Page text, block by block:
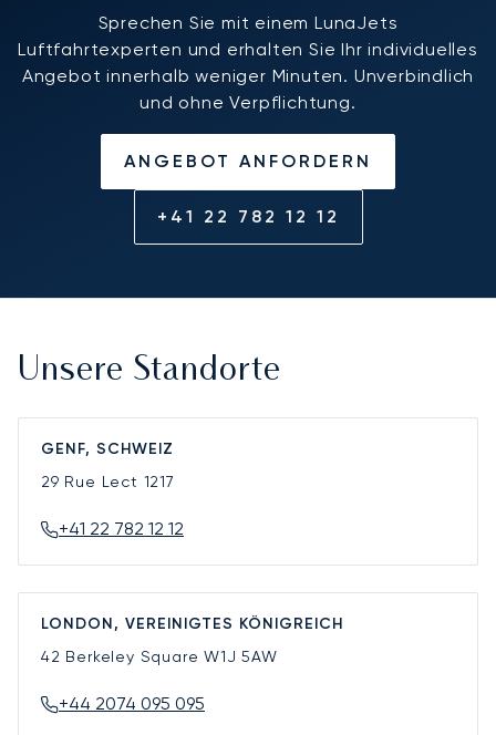
Sprechen Sie mit einem LunaJets
Luftfahrtexperten und erhalten Sie Ihr individuelles
Angebot innerhalb weniger Minuten. Unverbindlich
und ohne Verpflichtung.
ANGEBOT ANFORDERN
+41 22 782 12 12
Unsere Standorte
GENF, SCHWEIZ
29 Rue Lect 1217
+41 22 782 12 12
LONDON, VEREINIGTES KÖNIGREICH
42 Berkeley SquareW1J 5AW
+44 2074 095 095